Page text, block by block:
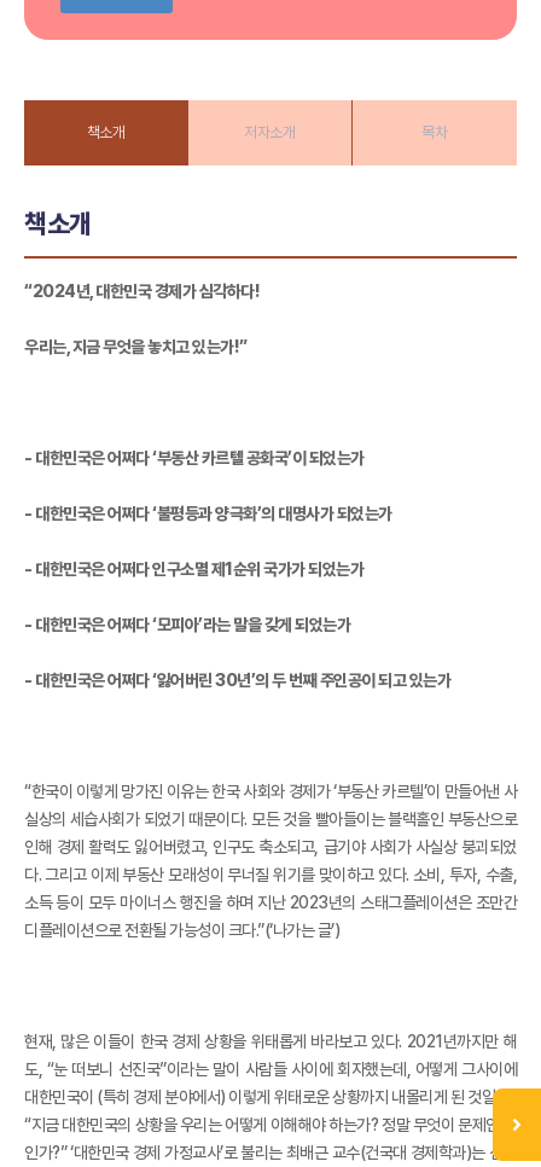
책소개 저자소개 목차
책소개
“2024년, 대한민국 경제가 심각하다!
우리는, 지금 무엇을 놓치고 있는가!”
- 대한민국은 어쩌다 ‘부동산 카르텔 공화국’이 되었는가
- 대한민국은 어쩌다 ‘불평등과 양극화’의 대명사가 되었는가
- 대한민국은 어쩌다 인구소멸 제1순위 국가가 되었는가
- 대한민국은 어쩌다 ‘모피아’라는 말을 갖게 되었는가
- 대한민국은 어쩌다 ‘잃어버린 30년’의 두 번째 주인공이 되고 있는가
“한국이 이렇게 망가진 이유는 한국 사회와 경제가 ‘부동산 카르텔’이 만들어낸 사
실상의 세습사회가 되었기 때문이다. 모든 것을 빨아들이는 블랙홀인 부동산으로
인해 경제 활력도 잃어버렸고, 인구도 축소되고, 급기야 사회가 사실상 붕괴되었
다. 그리고 이제 부동산 모래성이 무너질 위기를 맞이하고 있다. 소비, 투자, 수출,
소득 등이 모두 마이너스 행진을 하며 지난 2023년의 스태그플레이션은 조만간
디플레이션으로 전환될 가능성이 크다.”(‘나가는 글’)
현재, 많은 이들이 한국 경제 상황을 위태롭게 바라보고 있다. 2021년까지만 해
도, “눈 떠보니 선진국”이라는 말이 사람들 사이에 회자했는데, 어떻게 그사이에
대한민국이 (특히 경제 분야에서) 이렇게 위태로운 상황까지 내몰리게 된 것일까?
“지금 대한민국의 상황을 우리는 어떻게 이해해야 하는가? 정말 무엇이 문제인 것
인가?” ‘대한민국 경제 가정교사’로 불리는 최배근 교수(건국대 경제학과)는 신간